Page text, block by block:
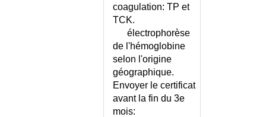
CHOLANGITE SCLEROSANTE
CHOLANGITE SCLEROSANTE
CHOLECYSTITE AIGUE
coagulation: TP et
TCK.
électrophorèse
de l'hémoglobine
selon l'origine
géographique.
Envoyer le certificat
avant la fin du 3e
mois: